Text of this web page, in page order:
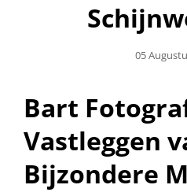
Geplaatst
05
Bart
Vastleggen
Bijzondere